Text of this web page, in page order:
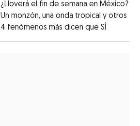
¿Lloverá el fin de semana en México?
Un monzón, una onda tropical y otros
4 fenómenos más dicen que SÍ